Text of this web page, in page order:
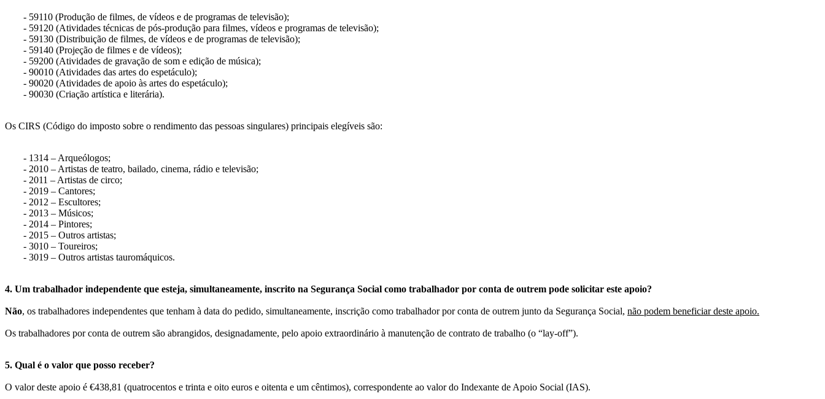
- 59110 (Produção de filmes, de vídeos e de programas de televisão);
- 59120 (Atividades técnicas de pós-produção para filmes, vídeos e programas de televisão);
- 59130 (Distribuição de filmes, de vídeos e de programas de televisão);
- 59140 (Projeção de filmes e de vídeos);
- 59200 (Atividades de gravação de som e edição de música);
- 90010 (Atividades das artes do espetáculo);
- 90020 (Atividades de apoio às artes do espetáculo);
- 90030 (Criação artística e literária).
Os CIRS (Código do imposto sobre o rendimento das pessoas singulares) principais elegíveis são:
- 1314 – Arqueólogos;
- 2010 – Artistas de teatro, bailado, cinema, rádio e televisão;
- 2011 – Artistas de circo;
- 2019 – Cantores;
- 2012 – Escultores;
- 2013 – Músicos;
- 2014 – Pintores;
- 2015 – Outros artistas;
- 3010 – Toureiros;
- 3019 – Outros artistas tauromáquicos.
4. Um trabalhador independente que esteja, simultaneamente, inscrito na Segurança Social como trabalhador por conta de outrem pode solicitar este apoio?
Não, os trabalhadores independentes que tenham à data do pedido, simultaneamente, inscrição como trabalhador por conta de outrem junto da Segurança Social, não podem beneficiar deste apoio.
Os trabalhadores por conta de outrem são abrangidos, designadamente, pelo apoio extraordinário à manutenção de contrato de trabalho (o “lay-off”).
5. Qual é o valor que posso receber?
O valor deste apoio é €438,81 (quatrocentos e trinta e oito euros e oitenta e um cêntimos), correspondente ao valor do Indexante de Apoio Social (IAS).